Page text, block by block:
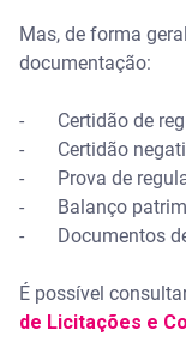
Mas, de forma
documentação:
- Certidão de
- Certidão
- Prova de
- Balanço
- Documentos de
É possível
de Licitações e